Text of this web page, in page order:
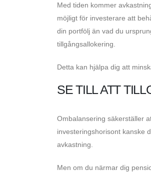
Med tiden kommer
möjligt för investerare att
din portfölj än vad du
tillgångsallokering.
Detta kan hjälpa dig att
SE TILL ATT
Ombalansering säkerställer
investeringshorisont kanske
avkastning.
Men om du närmar dig